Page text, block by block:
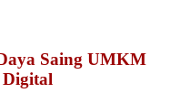
Saing UMKM
Digital